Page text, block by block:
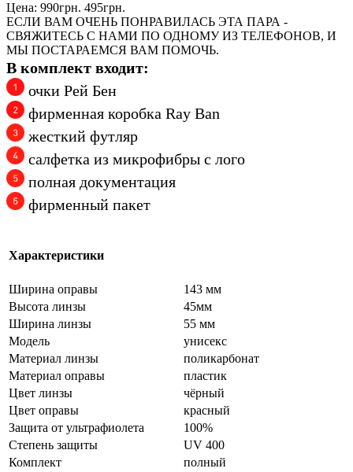
Цена: 990грн. 495грн.
ЕСЛИ ВАМ ОЧЕНЬ ПОНРАВИЛАСЬ ЭТА ПАРА -
СВЯЖИТЕСЬ С НАМИ ПО ОДНОМУ ИЗ ТЕЛЕФОНОВ, И
МЫ ПОСТАРАЕМСЯ ВАМ ПОМОЧЬ.
В комплект входит:
очки Рей Бен
фирменная коробка Ray Ban
жесткий футляр
салфетка из микрофибры с лого
полная документация
фирменный пакет
Характеристики
Ширина оправы
143 мм
Высота линзы
45мм
Ширина линзы
55 мм
Модель
унисекс
Материал линзы
поликарбонат
Материал оправы
пластик
Цвет линзы
чёрный
Цвет оправы
красный
Защита от ультрафиолета
100%
Степень защиты
UV 400
Комплект
полный